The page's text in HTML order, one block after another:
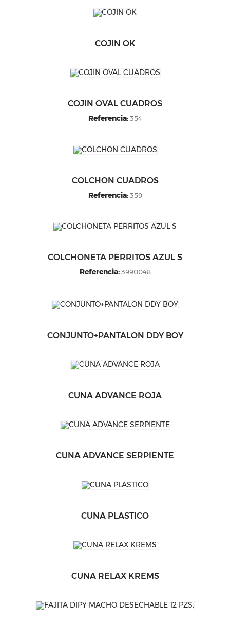
COJIN OK
COJIN OVAL CUADROS
Referencia: 354
COLCHON CUADROS
Referencia: 359
COLCHONETA PERRITOS AZUL S
Referencia: 3990048
CONJUNTO+PANTALON DDY BOY
CUNA ADVANCE ROJA
CUNA ADVANCE SERPIENTE
CUNA PLASTICO
CUNA RELAX KREMS